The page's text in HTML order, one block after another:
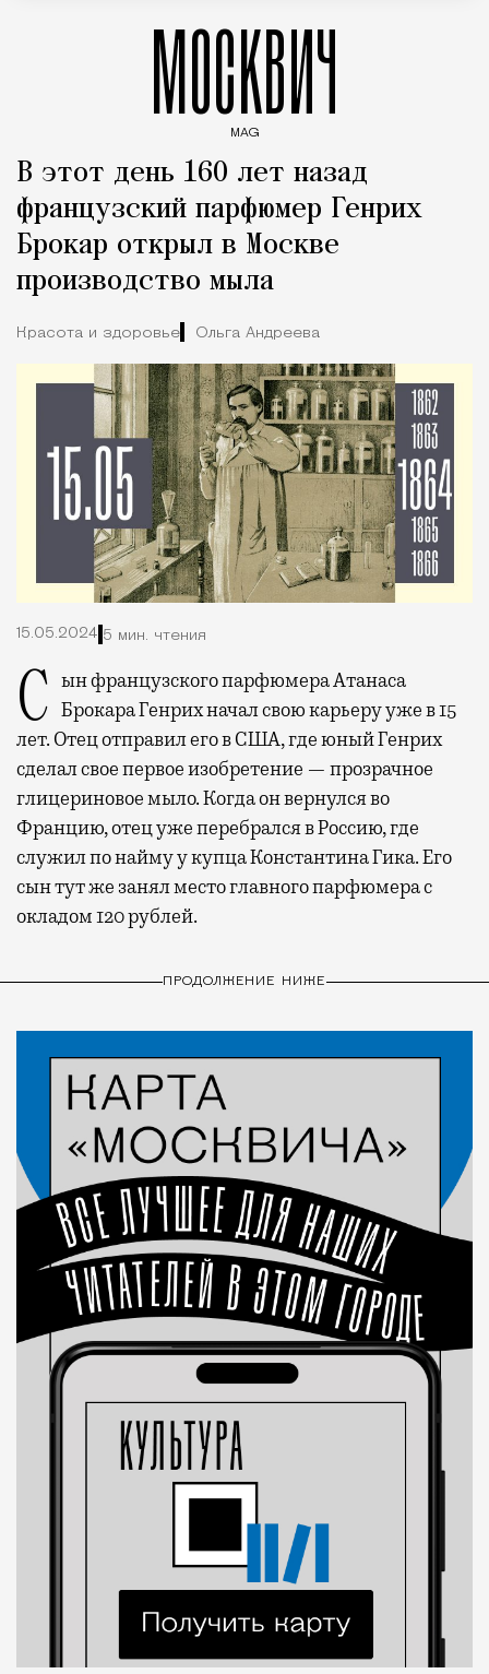
МОСКВИЧ
MAG
В этот день 160 лет назад
французский парфюмер Генрих
Брокар открыл в Москве
производство мыла
Красота и здоровье Ольга Андреева
15.05.2024 5 мин. чтения
Сын французского парфюмера Атанаса Брокара Генрих начал свою карьеру уже в 15
лет. Отец отправил его в США, где юный Генрих
сделал свое первое изобретение — прозрачное
глицериновое мыло. Когда он вернулся во
Францию, отец уже перебрался в Россию, где
служил по найму у купца Константина Гика. Его
сын тут же занял место главного парфюмера с
окладом 120 рублей.
ПРОДОЛЖЕНИЕ НИЖЕ